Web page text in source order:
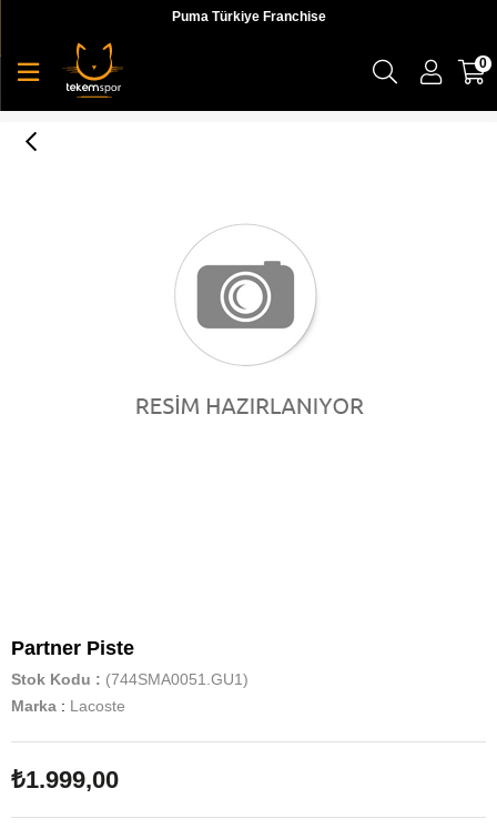
Puma Türkiye Franchise
0
Partner Piste
Stok Kodu
(744SMA0051.GU1)
Marka : Lacoste
₺1.999,00